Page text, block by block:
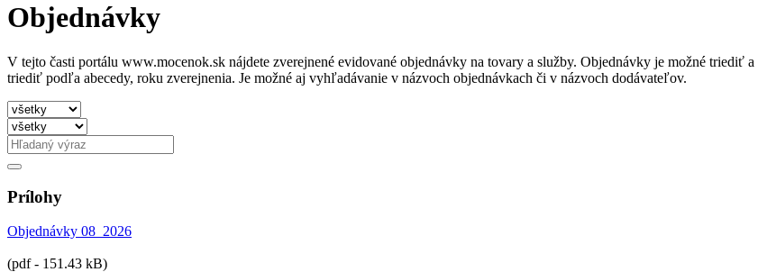
Objednávky
V tejto časti portálu www.mocenok.sk nájdete zverejnené evidované objednávky na tovary a služby. Objednávky je možné
triediť podľa abecedy, roku zverejnenia. Je možné aj vyhľadávanie v názvoch objednávkach či v názvoch dodávateľov.
Prílohy
Objednávky 08_2026
(pdf - 151.43 kB)